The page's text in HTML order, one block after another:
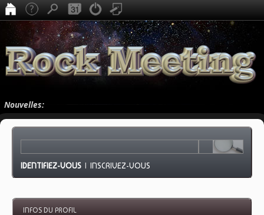
Nouvelles:
IDENTIFIEZ-VOUS |INSCRIVEZ-VOUS
INFOS DU PROFIL